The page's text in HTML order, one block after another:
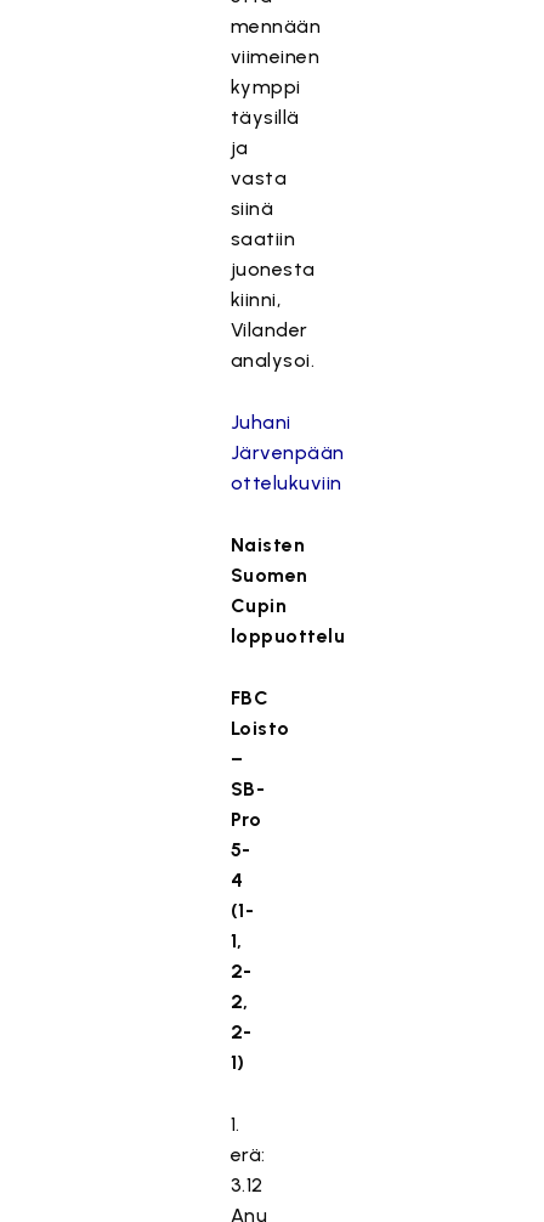
mennään
viimeinen
kymppi
täysillä
ja
vasta
siinä
saatiin
juonesta
kiinni,
Vilander
analysoi.
Juhani
Järvenpään
ottelukuviin
Naisten
Suomen
Cupin
loppuottelu
FBC
Loisto
–
SB-
Pro
5-
4
(1-
1,
2-
2,
2-
1)
1.
erä:
3.12
Anu